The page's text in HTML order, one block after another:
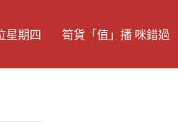
星期四 筍貨「值」播 咪錯過